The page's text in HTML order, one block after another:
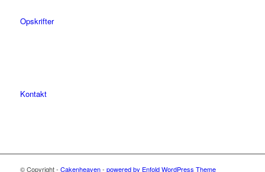
Opskrifter
Kontakt
© Copyright - Cakenheaven- powered by Enfold WordPress Theme